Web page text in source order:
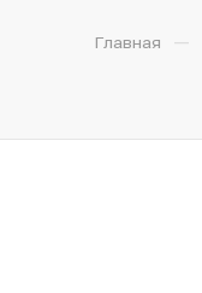
Главная —